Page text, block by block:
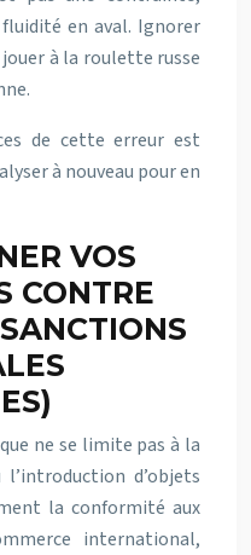
en aval. Ignorer
à la roulette russe
de cette erreur est
à nouveau pour en
VOS
CONTRE
ne se limite pas à la
d’objets
la conformité aux
international,